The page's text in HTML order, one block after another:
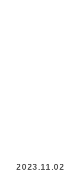
2023.11.02